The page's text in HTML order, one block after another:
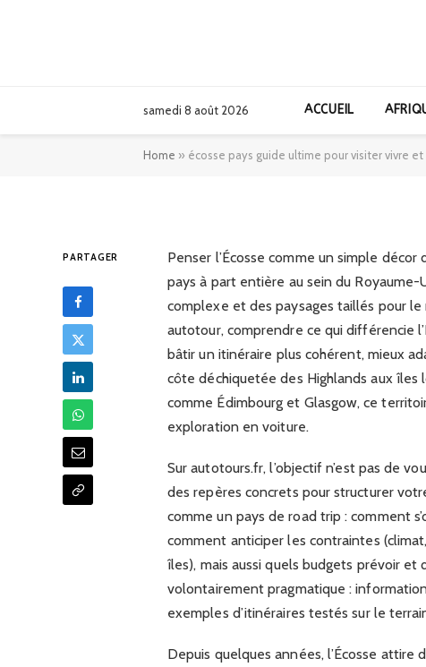
samedi 8 août 2026 ACCUEIL
Home » écosse pays guide ultime pour visiter vivre
PARTAGER
Penser l’Écosse comme un simple
pays à part entière au sein du
complexe et des paysages taillés pour
autotour, comprendre ce qui différencie
bâtir un itinéraire plus cohérent, mieux
côte déchiquetée des Highlands aux îles
comme Édimbourg et Glasgow, ce
exploration en voiture.
Sur autotours.fr, l’objectif n’est pas de
des repères concrets pour structurer
comme un pays de road trip : comment
comment anticiper les contraintes
îles), mais aussi quels budgets prévoir et
volontairement pragmatique :
exemples d’itinéraires testés sur le
Depuis quelques années, l’Écosse